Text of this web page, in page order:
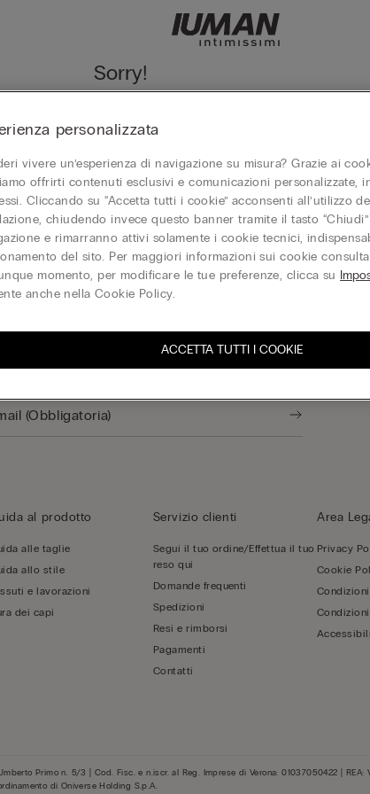
Sorry!
Gift Card
alla newsletter
al prodotto
alle taglie
allo stile
e lavorazioni
dei capi
Servizio clienti
Segui il tuo ordine/Effettua il tuo
reso qui
Domande frequenti
Spedizioni
Resi e rimborsi
Pagamenti
Contatti
Area
Privacy
Cookie
Primo n. 5/3 | Cod. Fisc. e n.iscr. al Reg. Imprese di Verona: 01037050422 | REA:
di Oniverse Holding S.p.A.
personalizzata
vivere un’esperienza di navigazione su misura? Grazie ai
offrirti contenuti esclusivi e comunicazioni personalizzate,
Cliccando su “Accetta tutti i cookie” acconsenti all’utilizzo
chiudendo invece questo banner tramite il tasto
e rimarranno attivi solamente i cookie tecnici,
del sito. Per maggiori informazioni sui cookie
momento, per modificare le tue preferenze, clicca su
anche nella Cookie Policy.
ACCETTA TUTTI I COOKIE